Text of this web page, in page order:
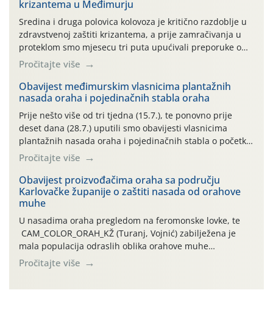
krizantema u Međimurju
Sredina i druga polovica kolovoza je kritično razdoblje u
zdravstvenoj zaštiti krizantema, a prije zamračivanja u
proteklom smo mjesecu tri puta upućivali preporuke o
preventivnim mjerama zaštite krizantema od najčešćih
uzročnika bolesti, štetnika i fito-fagnih grinja (23.7., 14.7.,
06.7.)! Na početku ovog mjeseca je zabilježeno je
povijesno i ekstremno vruće meteorološko razdoblje, uz
najviše temperature […]
Pročitajte više
Obavijest međimurskim vlasnicima plantažnih
nasada oraha i pojedinačnih stabla oraha
Prije nešto više od tri tjedna (15.7.), te ponovno prije
deset dana (28.7.) uputili smo obavijesti vlasnicima
plantažnih nasada oraha i pojedinačnih stabla o početku
leta i ovogodišnjoj potrebi usmjerenog suzbijanja
orahove muhe (Rhagoletis completa)! Već dvanaest dana
traje drugi ovogodišnji “toplinski udar”, koji naročito
izražen zadnja šest dana (31.7.-05.8.), jer najviše
temperature zraka svakodnevno […]
Pročitajte više
Obavijest proizvođačima oraha sa području
Karlovačke županije o zaštiti nasada od orahove
muhe
U nasadima oraha pregledom na feromonske lovke, te
CAM_COLOR_ORAH_KŽ (Turanj, Vojnić) zabilježena je
mala populacija odraslih oblika orahove muhe
(Rhagoletis completa). Niska brojnost može se objasniti
činjenicom da je riječ o mladim nasadima s vrlo malim
Pročitajte više